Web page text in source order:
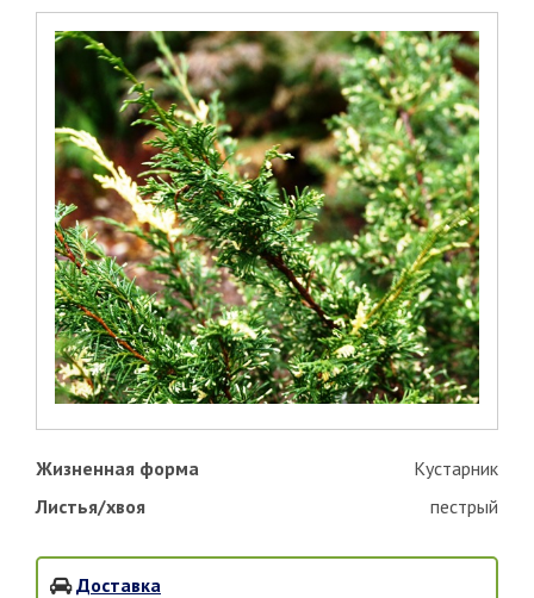
Жизненная форма
Кустарник
Листья/хвоя
пестрый
Доставка